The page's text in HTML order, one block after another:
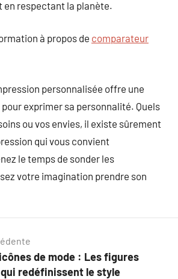
en respectant la planète.
à propos de comparateur
personnalisée offre une
pour exprimer sa personnalité. Quels
ou vos envies, il existe sûrement
qui vous convient
le temps de sonder les
votre imagination prendre son
de mode : Les figures
redéfinissent le style